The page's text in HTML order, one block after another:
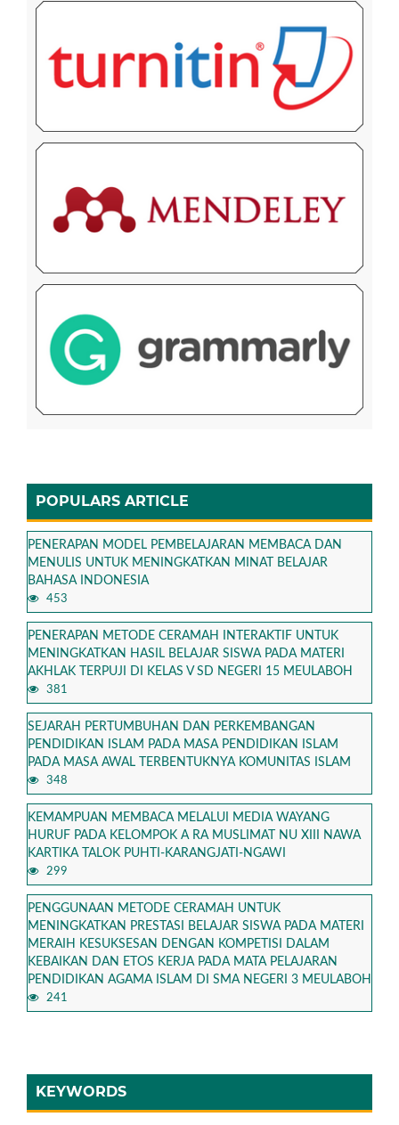
POPULARS ARTICLE
PENERAPAN MODEL PEMBELAJARAN MEMBACA DAN
MENULIS UNTUK MENINGKATKAN MINAT BELAJAR
BAHASA INDONESIA
453
PENERAPAN METODE CERAMAH INTERAKTIF UNTUK
MENINGKATKAN HASIL BELAJAR SISWA PADA MATERI
AKHLAK TERPUJI DI KELAS V SD NEGERI 15 MEULABOH
381
SEJARAH PERTUMBUHAN DAN PERKEMBANGAN
PENDIDIKAN ISLAM PADA MASA PENDIDIKAN ISLAM
PADA MASA AWAL TERBENTUKNYA KOMUNITAS ISLAM
348
KEMAMPUAN MEMBACA MELALUI MEDIA WAYANG
HURUF PADA KELOMPOK A RA MUSLIMAT NU XIII NAWA
KARTIKA TALOK PUHTI-KARANGJATI-NGAWI
299
PENGGUNAAN METODE CERAMAH UNTUK
MENINGKATKAN PRESTASI BELAJAR SISWA PADA MATERI
MERAIH KESUKSESAN DENGAN KOMPETISI DALAM
KEBAIKAN DAN ETOS KERJA PADA MATA PELAJARAN
PENDIDIKAN AGAMA ISLAM DI SMA NEGERI 3 MEULABOH
241
KEYWORDS